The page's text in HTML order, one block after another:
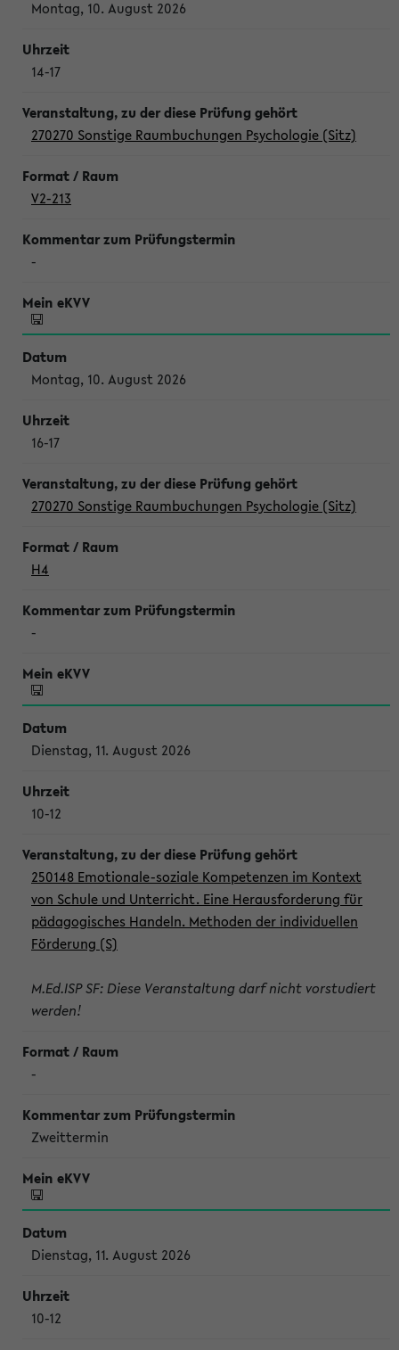
Montag, 10. August 2026
14-17
270270 Sonstige Raumbuchungen Psychologie (Sitz)
V2-213
-
Montag, 10. August 2026
16-17
270270 Sonstige Raumbuchungen Psychologie (Sitz)
H4
-
Dienstag, 11. August 2026
10-12
250148 Emotionale-soziale Kompetenzen im Kontext
von Schule und Unterricht. Eine Herausforderung für
pädagogisches Handeln. Methoden der individuellen
Förderung (S)
M.Ed.ISP SF: Diese Veranstaltung darf nicht vorstudiert
werden!
-
Zweittermin
Dienstag, 11. August 2026
10-12